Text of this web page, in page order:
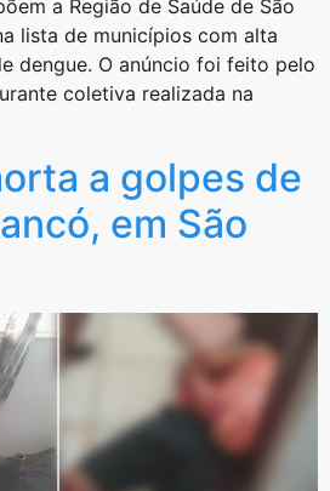
a Região de Saúde de São
lista de municípios com alta
dengue. O anúncio foi feito pelo
coletiva realizada na
a golpes de
em São